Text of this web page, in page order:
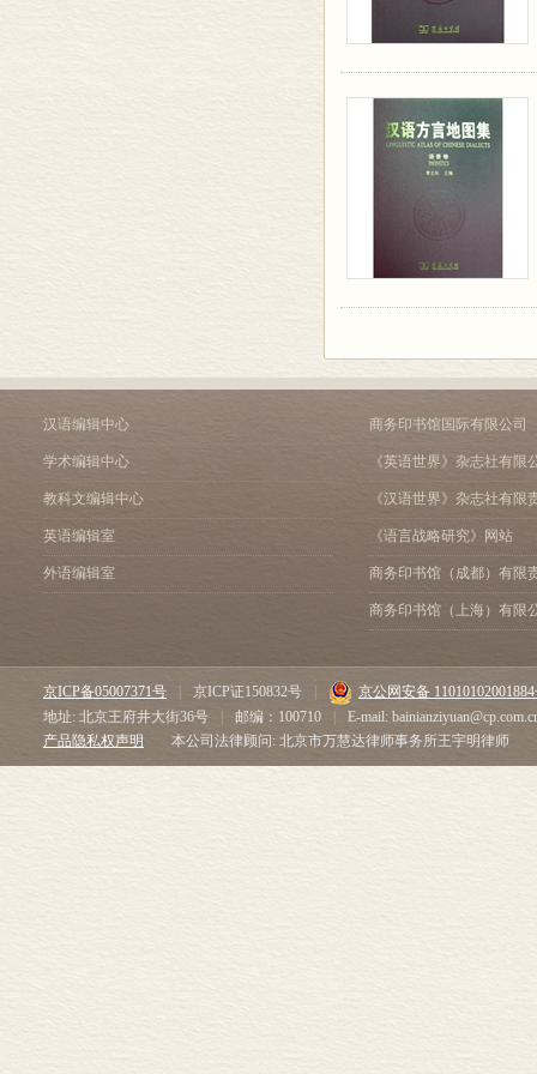
汉语编辑中心
学术编辑中心
教科文编辑中心
英语编辑室
外语编辑室
商务印书馆国际有限公司
《英语世界》杂志社有限
《汉语世界》杂志社有限
《语言战略研究》网站
商务印书馆（成都）有限
商务印书馆（上海）有限
京ICP备05007371号 京ICP证150832号
京公网安备
地址: 北京王府井大街36号
邮编：100710
E-mail:
产品隐私权声明
本公司法律顾问: 北京市万慧达律师事务所王宇明律师